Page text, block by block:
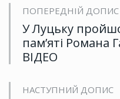
ПОПЕРЕДНІЙ ДОПИС
У Луцьку
пам’яті
ВІДЕО
НАСТУПНИЙ ДОПИС